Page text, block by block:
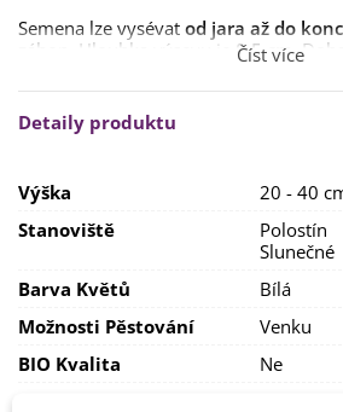
Semena lze vysévat od jara až do
záhon. Hloubka výsevu je
0,5 cm.
Rostliny potřebují
upřednostní spíšestinná místa
pravidelné zálivky
se rostlina spokojí
Číst více
Detaily produktu
Výška
20 - 40
Stanoviště
Polostín
Slunečné
Barva Květů
Bílá
Možnosti Pěstování
Venku
BIO Kvalita
Ne